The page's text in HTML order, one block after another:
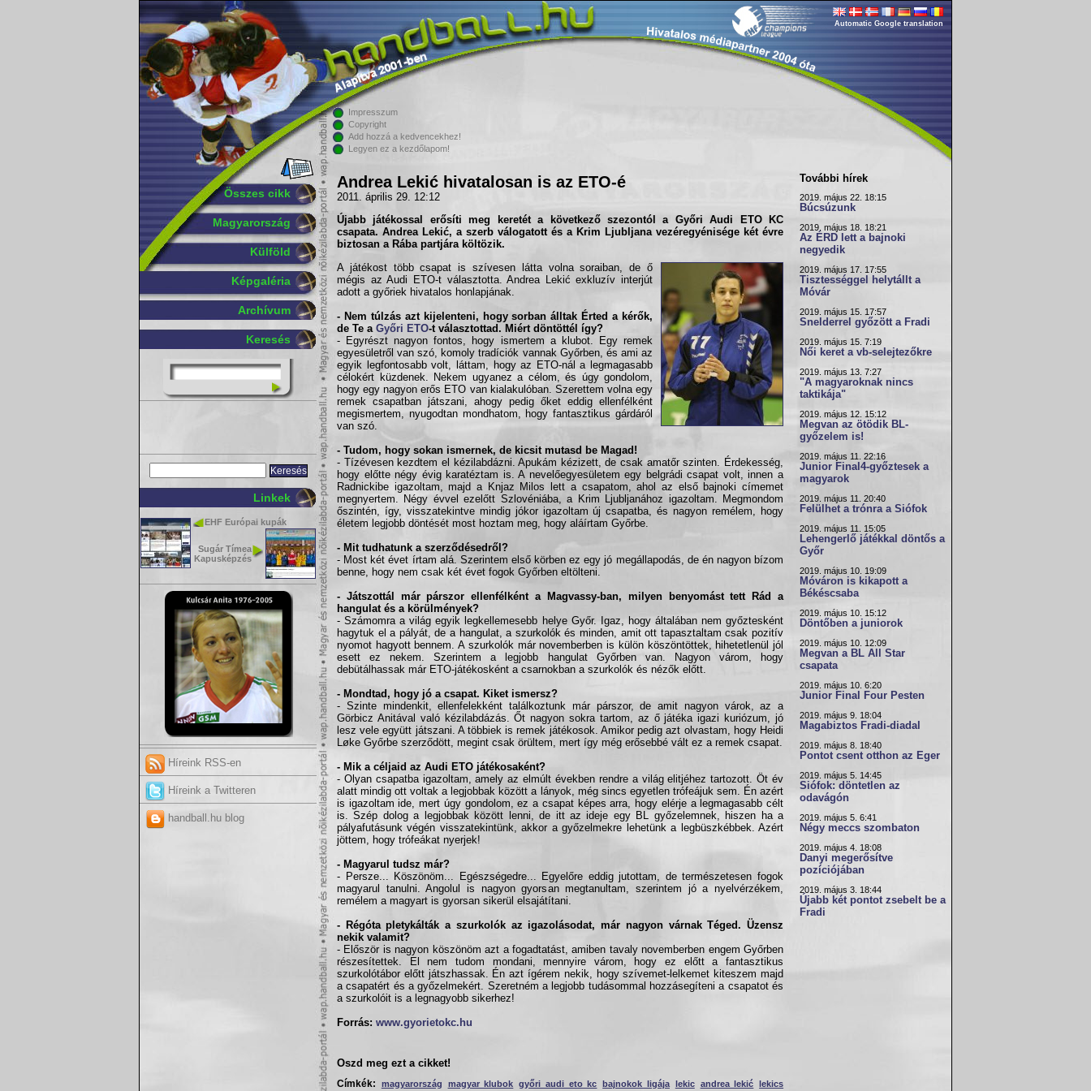
Összes cikk
Magyarország
Külföld
Képgaléria
Archívum
Keresés
Linkek
EHF Európai kupák
Sugár Tímea
Kapusképzés
Híreink RSS-en
Híreink a Twitteren
handball.hu blog
Automatic Google translation
Impresszum
Copyright
Add hozzá a kedvencekhez!
Legyen ez a kezdőlapom!
Andrea Lekić hivatalosan is az ETO-é
2011. április 29. 12:12
Újabb játékossal erősíti meg keretét a következő szezontól a Győri Audi ETO KC
csapata. Andrea Lekić, a szerb válogatott és a Krim Ljubljana vezéregyénisége két évre
biztosan a Rába partjára költözik.
A játékost több csapat is szívesen látta volna soraiban, de ő
mégis az Audi ETO-t választotta. Andrea Lekić exkluzív interjút
adott a győriek hivatalos honlapjának.
- Nem túlzás azt kijelenteni, hogy sorban álltak Érted a kérők,
de Te a Győri ETO-t választottad. Miért döntöttél így?
- Egyrészt nagyon fontos, hogy ismertem a klubot. Egy remek
egyesületről van szó, komoly tradíciók vannak Győrben, és ami az
egyik legfontosabb volt, láttam, hogy az ETO-nál a legmagasabb
célokért küzdenek. Nekem ugyanez a célom, és úgy gondolom,
hogy egy nagyon erős ETO van kialakulóban. Szerettem volna egy
remek csapatban játszani, ahogy pedig őket eddig ellenfélként
megismertem, nyugodtan mondhatom, hogy fantasztikus gárdáról
van szó.
- Tudom, hogy sokan ismernek, de kicsit mutasd be Magad!
- Tízévesen kezdtem el kézilabdázni. Apukám kézizett, de csak amatőr szinten. Érdekesség,
hogy előtte négy évig karatéztam is. A nevelőegyesületem egy belgrádi csapat volt, innen a
Radnickibe igazoltam, majd a Knjaz Milos lett a csapatom, ahol az első bajnoki címemet
megnyertem. Négy évvel ezelőtt Szlovéniába, a Krim Ljubljanához igazoltam. Megmondom
őszintén, így, visszatekintve mindig jókor igazoltam új csapatba, és nagyon remélem, hogy
életem legjobb döntését most hoztam meg, hogy aláírtam Győrbe.
- Mit tudhatunk a szerződésedről?
- Most két évet írtam alá. Szerintem első körben ez egy jó megállapodás, de én nagyon bízom
benne, hogy nem csak két évet fogok Győrben eltölteni.
- Játszottál már párszor ellenfélként a Magvassy-ban, milyen benyomást tett Rád a
hangulat és a körülmények?
- Számomra a világ egyik legkellemesebb helye Győr. Igaz, hogy általában nem győztesként
hagytuk el a pályát, de a hangulat, a szurkolók és minden, amit ott tapasztaltam csak pozitív
nyomot hagyott bennem. A szurkolók már novemberben is külön köszöntöttek, hihetetlenül jól
esett ez nekem. Szerintem a legjobb hangulat Győrben van. Nagyon várom, hogy
debütálhassak már ETO-játékosként a csarnokban a szurkolók és nézők előtt.
- Mondtad, hogy jó a csapat. Kiket ismersz?
- Szinte mindenkit, ellenfelekként találkoztunk már párszor, de amit nagyon várok, az a
Görbicz Anitával való kézilabdázás. Őt nagyon sokra tartom, az ő játéka igazi kuriózum, jó
lesz vele együtt játszani. A többiek is remek játékosok. Amikor pedig azt olvastam, hogy Heidi
Løke Győrbe szerződött, megint csak örültem, mert így még erősebbé vált ez a remek csapat.
- Mik a céljaid az Audi ETO játékosaként?
- Olyan csapatba igazoltam, amely az elmúlt években rendre a világ elitjéhez tartozott. Öt év
alatt mindig ott voltak a legjobbak között a lányok, még sincs egyetlen trófeájuk sem. Én azért
is igazoltam ide, mert úgy gondolom, ez a csapat képes arra, hogy elérje a legmagasabb célt
is. Szép dolog a legjobbak között lenni, de itt az ideje egy BL győzelemnek, hiszen ha a
pályafutásunk végén visszatekintünk, akkor a győzelmekre lehetünk a legbüszkébbek. Azért
jöttem, hogy trófeákat nyerjek!
- Magyarul tudsz már?
- Persze... Köszönöm... Egészségedre... Egyelőre eddig jutottam, de természetesen fogok
magyarul tanulni. Angolul is nagyon gyorsan megtanultam, szerintem jó a nyelvérzékem,
remélem a magyart is gyorsan sikerül elsajátítani.
- Régóta pletykálták a szurkolók az igazolásodat, már nagyon várnak Téged. Üzensz
nekik valamit?
- Először is nagyon köszönöm azt a fogadtatást, amiben tavaly novemberben engem Győrben
részesítettek. El nem tudom mondani, mennyire várom, hogy ez előtt a fantasztikus
szurkolótábor előtt játszhassak. Én azt ígérem nekik, hogy szívemet-lelkemet kiteszem majd
a csapatért és a győzelmekért. Szeretném a legjobb tudásommal hozzásegíteni a csapatot és
a szurkolóit is a legnagyobb sikerhez!
Forrás: www.gyorietokc.hu
Oszd meg ezt a cikket!
Címkék:
magyarország magyar klubok győri audi eto kc bajnokok ligája lekic andrea lekić lekics
További hírek
2019. május 22. 18:15
Búcsúzunk
2019. május 18. 18:21
Az ÉRD lett a bajnoki
negyedik
2019. május 17. 17:55
Tisztességgel helytállt a
Móvár
2019. május 15. 17:57
Snelderrel győzött a Fradi
2019. május 15. 7:19
Női keret a vb-selejtezőkre
2019. május 13. 7:27
"A magyaroknak nincs
taktikája"
2019. május 12. 15:12
Megvan az ötödik BL-
győzelem is!
2019. május 11. 22:16
Junior Final4-győztesek a
magyarok
2019. május 11. 20:40
Felülhet a trónra a Siófok
2019. május 11. 15:05
Lehengerlő játékkal döntős a
Győr
2019. május 10. 19:09
Móváron is kikapott a
Békéscsaba
2019. május 10. 15:12
Döntőben a juniorok
2019. május 10. 12:09
Megvan a BL All Star
csapata
2019. május 10. 6:20
Junior Final Four Pesten
2019. május 9. 18:04
Magabiztos Fradi-diadal
2019. május 8. 18:40
Pontot csent otthon az Eger
2019. május 5. 14:45
Siófok: döntetlen az
odavágón
2019. május 5. 6:41
Négy meccs szombaton
2019. május 4. 18:08
Danyi megerősítve
pozíciójában
2019. május 3. 18:44
Újabb két pontot zsebelt be a
Fradi